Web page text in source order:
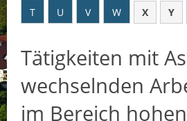
T
U V W X Y
Tätigkeiten mit
wechselnden
im Bereich